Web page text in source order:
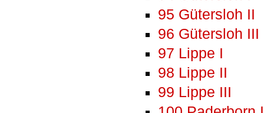
95 Gütersloh II
96 Gütersloh III
97 Lippe I
98 Lippe II
99 Lippe III